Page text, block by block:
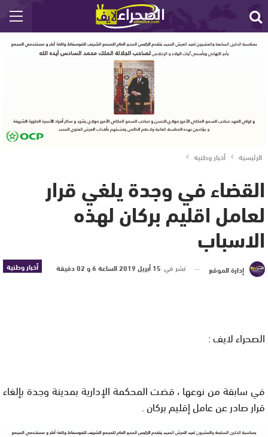
الرئيسية أخبار وطنية
القضاء في وجدة يلغي قرار
لعامل اقليم بركان لهذه
الاسباب
أخبار وطنية إدارة الموقع نشر في 15 أبريل 2019 الساعة 6 و 02 دقيقة
الصحراء لايف :
في سابقة من نوعها ، قضت المحكمة الإدارية بمدينة وجدة بإلغاء
قرار صادر عن عامل إقليم بركان .